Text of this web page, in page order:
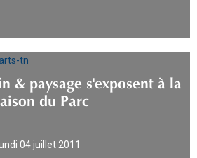
& paysage s'exposent à la
du Parc
04 juillet 2011